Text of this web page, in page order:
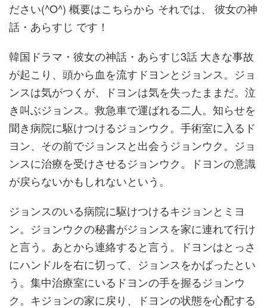
ださい(^O^) 概要はこちらから それでは、 彼女の神
話・あらすじ です！
韓国ドラマ・彼女の神話・あらすじ3話 大きな事故
が起こり、頭から血を流すドヨンとジョンス。ジョ
ンスは気がつくが、ドヨンは気を失ったままだ。泣
き叫ぶジョンス。救急車で運ばれる二人。知らせを
聞き病院に駆けつけるジョンウク。手術室に入るド
ヨン、その前でジョンスと出会うジョンウク。ジョ
ンスに治療を受けさせるジョンウク。ドヨンの意識
が戻らないかもしれないという。
ジョンスのいる病院に駆けつけるキジョンとミヨ
ン。ジョンウクの秘書がジョンスを家に連れて行け
と言う。あとから連絡すると言う。ドヨンはとっさ
にハンドルを右に切って、ジョンスをかばったとい
う。集中治療室にいるドヨンの手を握るジョンウ
ク。キジョンの家に戻り、ドヨンの状態を心配する